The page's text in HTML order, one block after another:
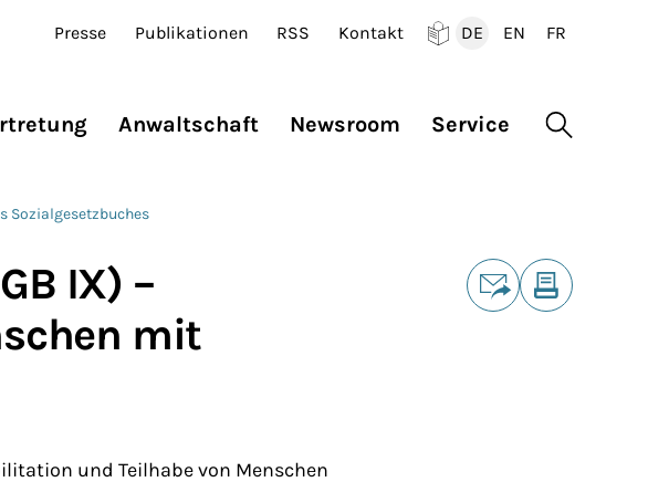
Presse Publikationen RSS Kontakt
DE
EN
FR
Anwaltschaft Newsroom Service Suche
Sozialgesetzbuches
IX) –
mit
und Teilhabe von Menschen